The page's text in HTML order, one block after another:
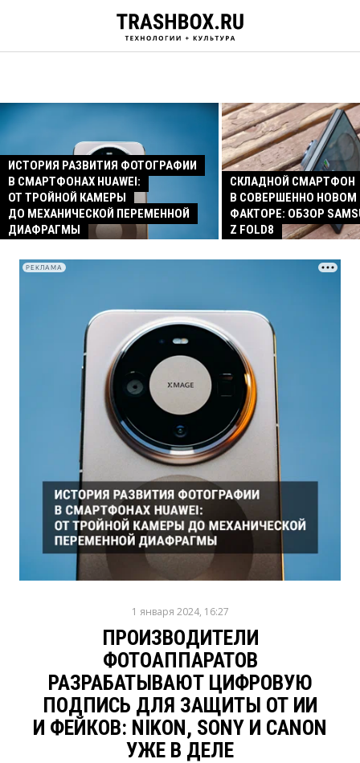
ИСТОРИЯ РАЗВИТИЯ ФОТОГРАФИИ
В СМАРТФОНАХ HUAWEI:
ОТ ТРОЙНОЙ КАМЕРЫ
ДО МЕХАНИЧЕСКОЙ ПЕРЕМЕННОЙ
ДИАФРАГМЫ
СКЛАДНОЙ СМАРТФОН
В СОВЕРШЕННО
ФАКТОРЕ: ОБЗОР
Z FOLD8
РЕКЛАМА
1 января 2024, 16:27
ПРОИЗВОДИТЕЛИ
ФОТОАППАРАТОВ
РАЗРАБАТЫВАЮТ ЦИФРОВУЮ
ПОДПИСЬ ДЛЯ ЗАЩИТЫ ОТ ИИ
И ФЕЙКОВ: NIKON, SONY И CANON
УЖЕ В ДЕЛЕ